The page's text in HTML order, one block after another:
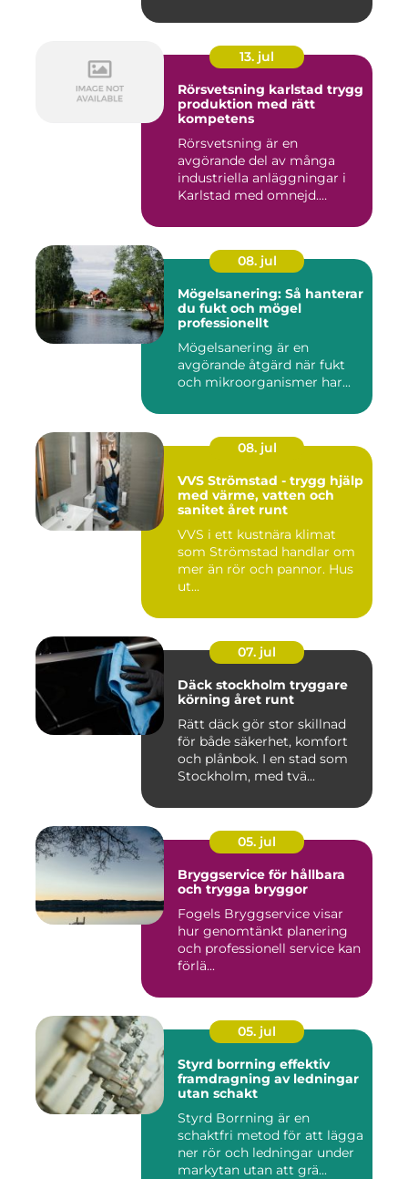
13. jul
Rörsvetsning karlstad trygg
produktion med rätt
kompetens
Rörsvetsning är en
avgörande del av många
industriella anläggningar i
Karlstad med omnejd.
08. jul
Mögelsanering: Så hanterar
du fukt och mögel
professionellt
Mögelsanering är en
avgörande åtgärd när fukt
och mikroorganismer har...
08. jul
VVS Strömstad - trygg hjälp
med värme, vatten och
sanitet året runt
VVS i ett kustnära klimat
som Strömstad handlar om
mer än rör och pannor. Hus
ut...
07. jul
Däck stockholm tryggare
körning året runt
Rätt däck gör stor skillnad
för både säkerhet, komfort
och plånbok. I en stad som
Stockholm, med tvä...
05. jul
Bryggservice för hållbara
och trygga bryggor
Fogels Bryggservice visar
hur genomtänkt planering
och professionell service kan
förlä...
05. jul
Styrd borrning effektiv
framdragning av ledningar
utan schakt
Styrd Borrning är en
schaktfri metod för att lägga
ner rör och ledningar under
markytan utan att grä...